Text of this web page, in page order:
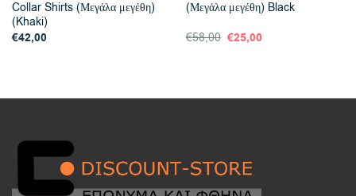
Collar Shirts (Μεγάλα μεγέθη)
(Khaki)
€42,00
(Μεγάλα μεγέθη) Black
€58,00 Original
price
€25,00